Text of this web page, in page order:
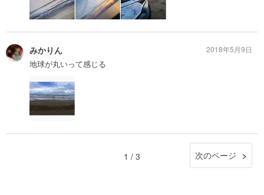
みかりん
地球が丸いって感じる
2018年5月9日
1 / 3 次のページ